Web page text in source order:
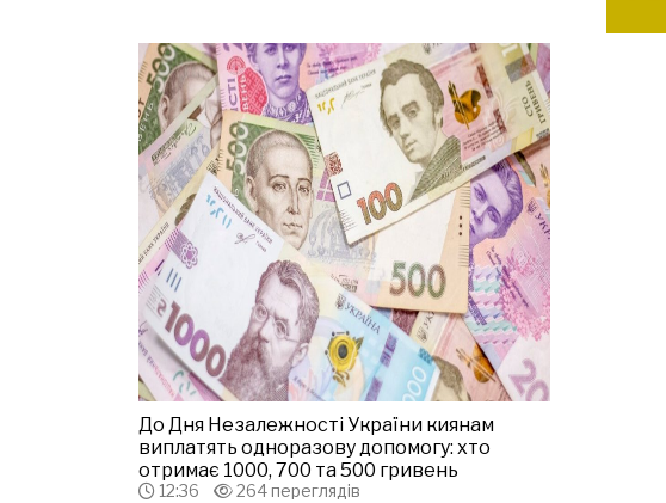
До Дня Незалежності України киянам
виплатять одноразову допомогу: хто
отримає 1000, 700 та 500 гривень
12:36 264 переглядів